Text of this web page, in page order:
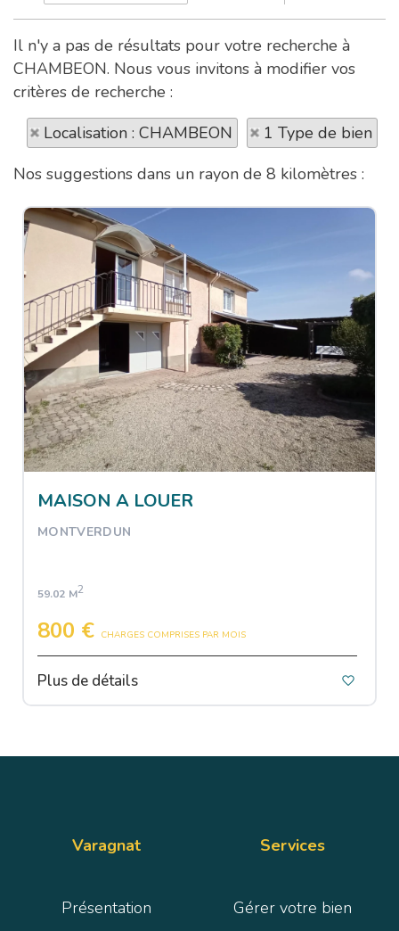
Il n'y a pas de résultats pour votre recherche à
CHAMBEON. Nous vous invitons à modifier vos
critères de recherche :
Localisation : CHAMBEON
1 Type de bien
Nos suggestions dans un rayon de 8 kilomètres :
MAISON A LOUER
MONTVERDUN
59.02 M2
800 € CHARGES COMPRISES PAR MOIS
Plus de détails
Varagnat
Présentation
Services
Gérer votre bien